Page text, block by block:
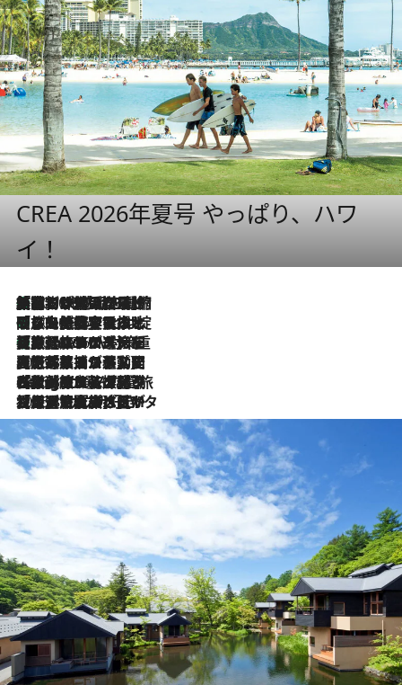
CREA 2026年夏号 やっぱり、ハワ
イ！
2026.8.6
「荷物が増えるほど旅ストレスは増す」美容ジャーナリストがたどり着いた最終結論。“化粧品を劇的に減らす”感動の凝縮美容とは
2026.8.6
「旅先には金髪ウィッグを持参」日本と同じメイクでは損してる!? 美容ジャーナリストが提案する“掟破りの旅美容”とは
2026.8.6
【厳選旅コスメ】「身軽さ＆UV対策重視！」ヘアアーティストshucoが選んだ夏旅ベストコスメを発表【Mサイズジップ】
2026.8.5
【厳選旅コスメ】国内をあちこち移動する河井菜摘が選んだ夏旅ベストコスメ発表！「リラックスアイテムはマスト」【Mサイズジップ】
2026.8.4
【厳選旅コスメ】「紫外線＆乾燥対策しながらメイク感も！」ヘア＆メイクGeorgeが選んだ夏旅ベストコスメを発表！【Mサイズジップ】
2026.8.3
【厳選旅コスメ】「保湿もタイパ重視！」“サウナ好き”タレント清水みさとが愛用する夏旅ベストコスメを発表！【Mサイズジップ】